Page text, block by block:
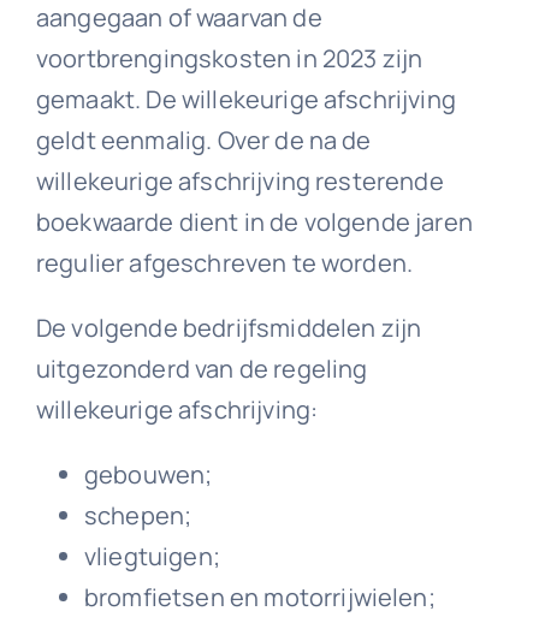
aangegaan of waarvan de
voortbrengingskosten in 2023 zijn
gemaakt. De willekeurige afschrijving
geldt eenmalig. Over de na de
willekeurige afschrijving resterende
boekwaarde dient in de volgende jaren
regulier afgeschreven te worden.
De volgende bedrijfsmiddelen zijn
uitgezonderd van de regeling
willekeurige afschrijving:
gebouwen;
schepen;
vliegtuigen;
bromfietsen en motorrijwielen;